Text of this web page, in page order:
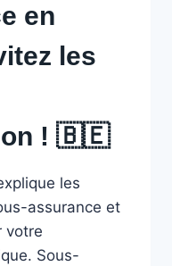
en
les
! 🇧🇪
les
assurance et
votre
Sous-